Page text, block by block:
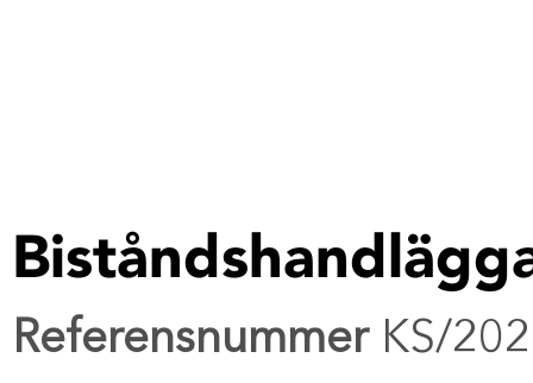
ReferensnummerKS/